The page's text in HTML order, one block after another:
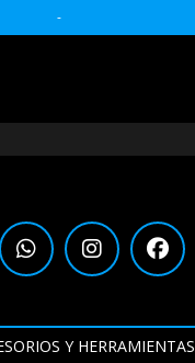
-
y herramientas
Barras
Y HERRAMIENTAS